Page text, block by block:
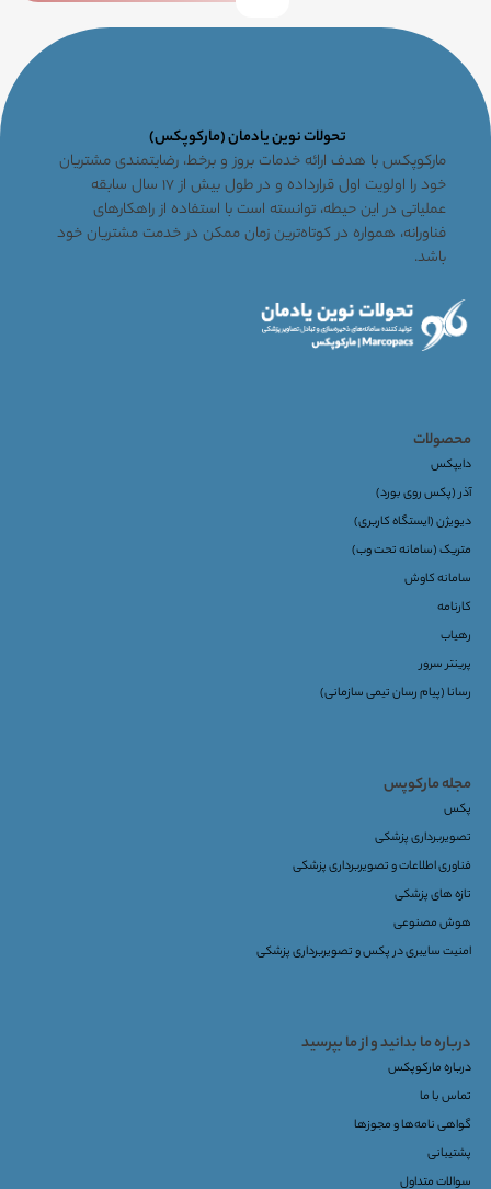
تحولات نوین یادمان (مارکوپکس)
مارکوپکس با هدف ارائه خدمات بروز و برخط، رضایتمندی مشتریان
خود را اولویت اول قرارداده و در طول بیش از ۱۷ سال سابقه
عملیاتی در این حیطه، توانسته است با استفاده از راهکارهای
فناورانه، همواره در کوتاه‌ترین زمان ممکن در خدمت مشتریان خود
باشد.
محصولات
دایپکس
آذر (پکس روی بورد)
دیویژن (ایستگاه کاربری)
متریک (سامانه تحت وب)
سامانه کاوش
کارنامه
رهیاب
پرینتر سرور
رسانا (پیام رسان تیمی سازمانی)
مجله مارکوپس
پکس
تصویربرداری پزشکی
فناوری اطلاعات و تصویربرداری پزشکی
تازه های پزشکی
هوش مصنوعی
امنیت سایبری در پکس و تصویربرداری پزشکی
درباره ما بدانید و از ما بپرسید
درباره مارکوپکس
تماس با ما
گواهی نامه‌ها و مجوزها
پشتیبانی
سوالات متداول